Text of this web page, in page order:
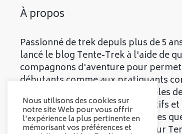
À propos
Passionné de trek depuis plus de 5
lancé le blog Tente-Trek à l'aide de
compagnons d'aventure pour
débutants comme aux pratiquants
de découvrir les meilleurs modèles
Vous trouverez divers comparatifs et
objectifs sur les différentes tentes
vous présenterons. Bienvenue sur
Nous utilisons des cookies sur
notre site Web pour vous offrir
l'expérience la plus pertinente en
mémorisant vos préférences et